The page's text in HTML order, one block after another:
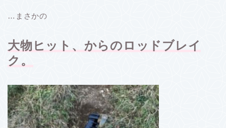
…まさかの
大物ヒット、からのロッドブレイ
ク。